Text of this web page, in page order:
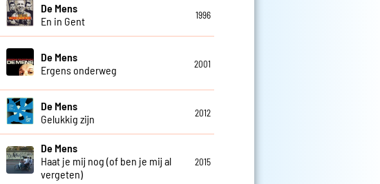
De Mens
En in Gent
1996
De Mens
Ergens onderweg
2001
De Mens
Gelukkig zijn
2012
De Mens
Haat je mij nog (of ben je mij al
vergeten)
2015